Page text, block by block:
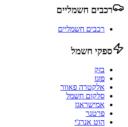
רכבים חשמליים
רכבים חשמליים
ספקי חשמל
בזק
פזגז
אלקטרה פאוור
סלקום חשמל
אמישראגז
פרטנר
הוט אנרג'י